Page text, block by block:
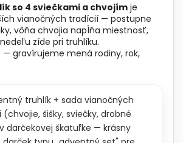
so 4 sviečkami a chvojím je
vianočných tradícií — postupne
vôňa chvojia napĺňa miestnosť,
zíde pri truhlíku.
— gravírujeme mená rodiny, rok,
truhlík + sada vianočných
šišky, sviečky, drobné
darčekovej škatuľke — krásny